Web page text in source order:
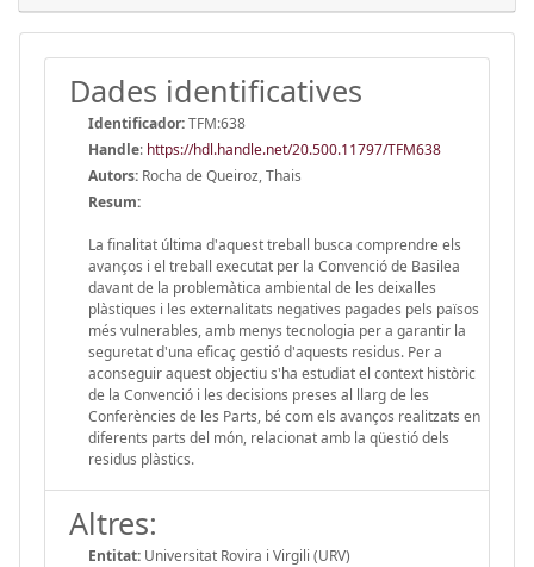
Dades identificatives
Identificador:TFM:638
Handle: https://hdl.handle.net/20.500.11797/TFM638
Autors: Rocha de Queiroz, Thais
Resum:
La finalitat última d'aquest treball busca comprendre els
avanços i el treball executat per la Convenció de Basilea
davant de la problemàtica ambiental de les deixalles
plàstiques i les externalitats negatives pagades pels països
més vulnerables, amb menys tecnologia per a garantir la
seguretat d'una eficaç gestió d'aquests residus. Per a
aconseguir aquest objectiu s'ha estudiat el context històric
de la Convenció i les decisions preses al llarg de les
Conferències de les Parts, bé com els avanços realitzats en
diferents parts del món, relacionat amb la qüestió dels
residus plàstics.
Altres:
Entitat: Universitat Rovira i Virgili (URV)